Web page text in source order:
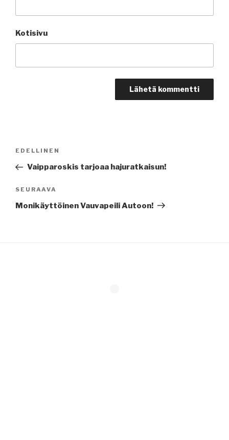
Kotisivu
Artikkelien
Edellinen
artikkeli
EDELLINEN
Vaipparoskis tarjoaa hajuratkaisun!
Seuraava
artikkeli
SEURAAVA
Monikäyttöinen Vauvapeili Autoon!